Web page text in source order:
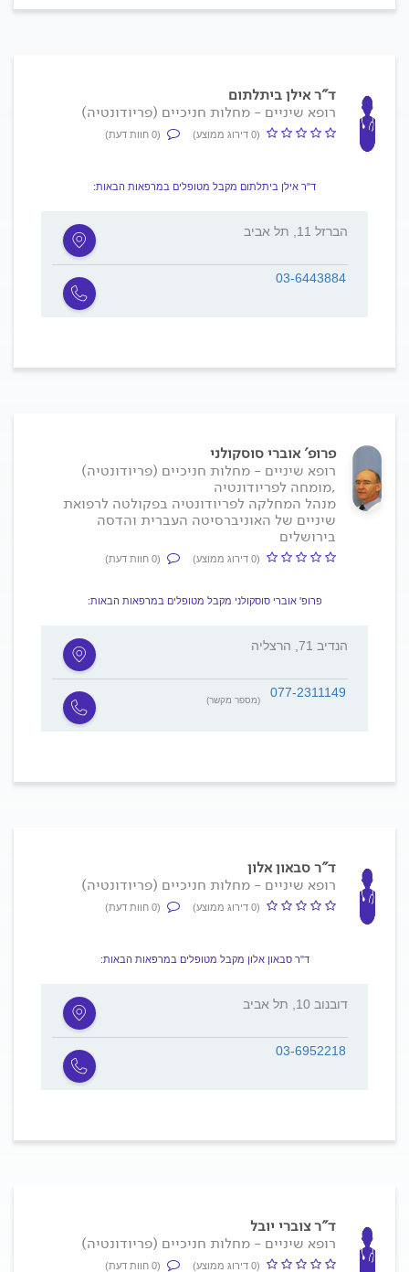
ד"ר אילן ביתלתום
רופא שיניים - מחלות חניכיים (פריודונטיה)
(0 דירוג ממוצע) (0 חוות דעת)
ד"ר אילן ביתלתום מקבל מטופלים במרפאות הבאות:
הברזל 11, תל אביב
03-6443884
פרופ' אוברי סוסקולני
רופא שיניים - מחלות חניכיים (פריודונטיה)
,מומחה לפריודונטיה
מנהל המחלקה לפריודונטיה בפקולטה לרפואת
שיניים של האוניברסיטה העברית והדסה
בירושלים
(0 דירוג ממוצע) (0 חוות דעת)
פרופ' אוברי סוסקולני מקבל מטופלים במרפאות הבאות:
הנדיב 71, הרצליה
077-2311149
(מספר מקשר)
ד"ר סבאון אלון
רופא שיניים - מחלות חניכיים (פריודונטיה)
(0 דירוג ממוצע) (0 חוות דעת)
ד"ר סבאון אלון מקבל מטופלים במרפאות הבאות:
דובנוב 10, תל אביב
03-6952218
ד"ר צוברי יובל
רופא שיניים - מחלות חניכיים (פריודונטיה)
(0 דירוג ממוצע) (0 חוות דעת)